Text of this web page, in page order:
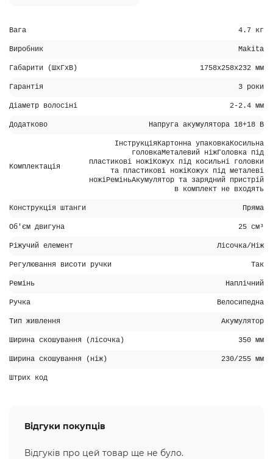
Вага 4.7 кг
Виробник Makita
Габарити (ШхГхВ) 1758х258х232 мм
Гарантія 3 роки
Діаметр волосіні 2-2.4 мм
Додатково Напруга акумулятора 18+18 В
Комплектація
ІнструкціяКартонна упаковкаКосильна
головкаМеталевий ніжГоловка під
пластикові ножіКожух під косильні головки
та пластикові ножіКожух під металеві
ножіРеміньАкумулятор та зарядний пристрій
в комплект не входять
Конструкція штанги Пряма
Об'єм двигуна 25 см³
Ріжучий елемент Лісочка/Ніж
Регулювання висоти ручки Так
Ремінь Наплічний
Ручка Велосипедна
Тип живлення Акумулятор
Ширина скошування (лісочка) 350 мм
Ширина скошування (ніж) 230/255 мм
Штрих код
Відгуки покупців
Відгуків про цей товар ще не було.